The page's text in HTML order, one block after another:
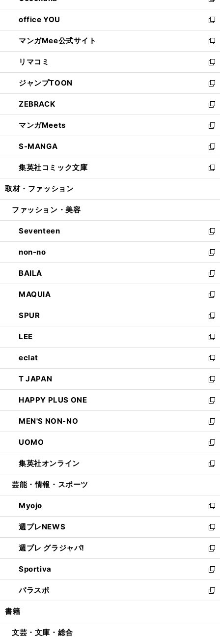
開
く
ウ
で
開
く
ウ
ィ
ン
ド
ウ
で
開
く
し
い
ウ
ィ
ン
ド
ウ
で
開
く
office YOU
新
し
い
ウ
ィ
ン
ド
ウ
で
開
く
マンガMee公式サイト
新
し
い
ウ
ィ
ン
ド
ウ
で
開
く
リマコミ
新
し
い
ウ
ィ
ン
ド
ウ
で
開
く
ジャンプTOON
新
し
い
ウ
ィ
ン
ド
ウ
で
開
ZEBRACK
新
し
い
ウ
ィ
ン
ド
ウ
開
マンガMeets
新
し
い
ウ
ィ
ン
ウ
開
く
S-MANGA
新
し
い
ウ
ン
ウ
で
開
く
集英社コミック文庫
新
し
ウ
ン
ド
ウ
で
開
く
取材・ファッション
ファッション・美容
Seventeen
新
し
い
ウ
ィ
ン
ド
ウ
で
開
く
non-no
新
し
い
ウ
ィ
ン
ド
ウ
で
開
く
BAILA
新
し
い
ウ
ィ
ン
ド
ウ
で
開
く
MAQUIA
新
し
い
ウ
ィ
ン
ド
ウ
で
開
く
SPUR
新
し
い
ウ
ィ
ン
ド
ウ
で
開
く
LEE
新
し
い
ウ
ィ
ン
ド
ウ
で
開
く
eclat
新
し
い
ウ
ィ
ン
ド
ウ
で
開
く
T JAPAN
新
し
い
ウ
ィ
ン
ド
ウ
で
開
HAPPY PLUS ONE
新
し
い
ウ
ィ
ン
ド
ウ
開
く
MEN'S NON-NO
新
し
い
ウ
ィ
ン
ウ
で
開
く
UOMO
新
し
い
ウ
ン
ド
ウ
で
開
く
集英社オンライン
新
し
ウ
ィ
ン
ド
ウ
で
開
く
芸能・情報・スポーツ
Myojo
新
し
い
ウ
ィ
ン
ド
ウ
で
開
週プレNEWS
新
し
い
ウ
ィ
ン
ド
ウ
開
週プレ グラジャパ!
新
し
い
ウ
ィ
ン
ウ
Sportiva
新
し
い
ウ
ン
パラスポ
新
し
ウ
書籍
文芸・文庫・総合